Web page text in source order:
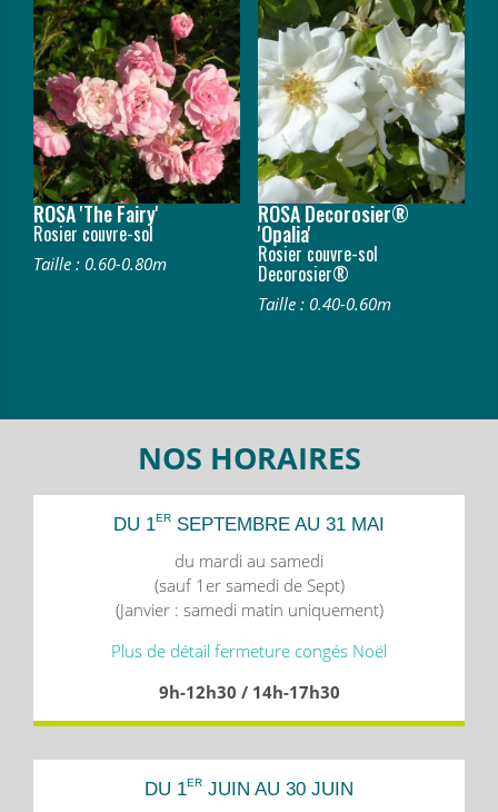
ROSA 'The Fairy'
Rosier couvre-sol
Taille : 0.60-0.80m
ROSA Decorosier®
'Opalia'
Rosier couvre-sol
Decorosier®
Taille : 0.40-0.60m
NOS HORAIRES
DU 1ER SEPTEMBRE AU 31 MAI
du mardi au samedi
(sauf 1er samedi de Sept)
(Janvier : samedi matin uniquement)
Plus de détail fermeture congés Noël
9h-12h30 / 14h-17h30
DU 1ER JUIN AU 30 JUIN